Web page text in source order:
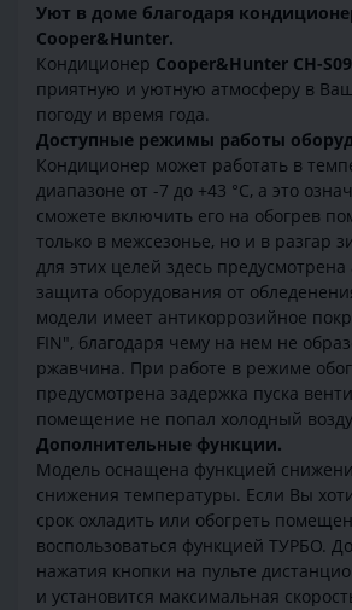
Уют в доме благодаря
Cooper&Hunter.
Кондиционер Cooper&Hunter CH-
приятную и уютную атмосферу в
погоду и время года.
Доступные режимы работы
Кондиционер может работать в
диапазоне от -7 до +43 °C, а это
сможете включить его на обогрев
только в межсезонье, но и в разгар
для этих целей здесь предусмотрена
защита оборудования от
модели имеет антикоррозийное
FIN", благодаря чему на нем не
ржавчина. При работе в режиме
предусмотрена задержка пуска
помещение не попал холодный
Дополнительные функции.
Модель оснащена функцией
снижения температуры. Если Вы
срок охладить или обогреть
воспользоваться функцией ТУРБО.
нажатия кнопки на пульте
и установится максимальная